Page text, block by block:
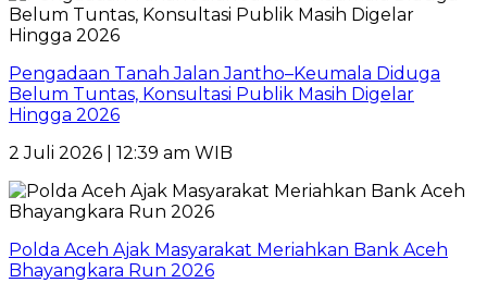
Pengadaan Tanah Jalan Jantho–Keumala Diduga
Belum Tuntas, Konsultasi Publik Masih Digelar
Hingga 2026
2 Juli 2026 | 12:39 am WIB
Polda Aceh Ajak Masyarakat Meriahkan Bank Aceh
Bhayangkara Run 2026